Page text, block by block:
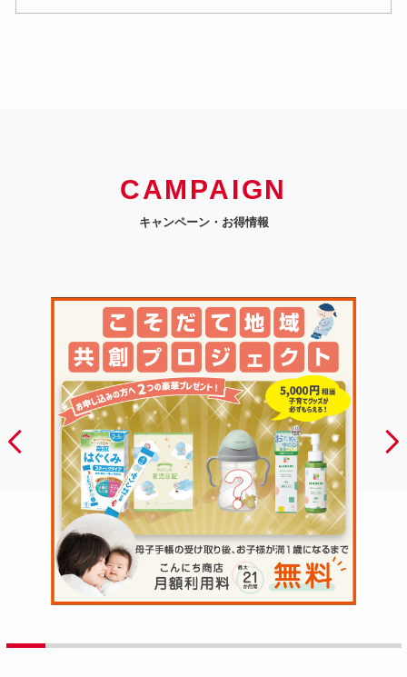
CAMPAIGN
キャンペーン・お得情報